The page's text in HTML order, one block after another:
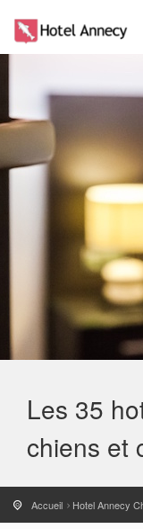
Les 35
chiens et
Accueil Hotel Annecy